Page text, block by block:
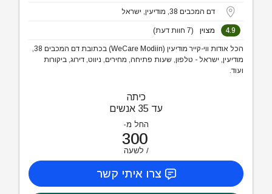
דם המכבים 38, מודיעין, ישראל
4.9 מצוין (7 חוות דעת)
הכל אודות ווי-קייר מודיעין (WeCare Modiin) בכתובת דם המכבים 38,
מודיעין, ישראל - טלפון, שעות פתיחה, מחירים, ניווט, דירוג, ביקורות
ועוד.
כיתה
עד 35 אנשים
החל מ-
300
לשעה
צרו איתי קשר